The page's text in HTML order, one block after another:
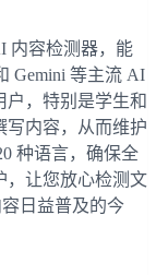
内容检测器，能
Gemini 等主流 AI
户，特别是学生和
写内容，从而维护
种语言，确保全
，让您放心检测文
日益普及的今